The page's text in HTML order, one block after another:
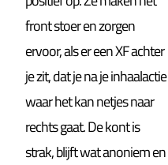
front stoer en zorgen
ervoor, als er een XF achter
je zit, dat je na je inhaalactie
waar het kan netjes naar
rechts gaat. De kont is
strak, blijft wat anoniem en